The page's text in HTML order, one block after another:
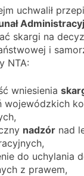
uchwalił
skargi na
i
NTA:
wniesienia
wojewódzkich
nadzór nad
do uchylania
z prawem,